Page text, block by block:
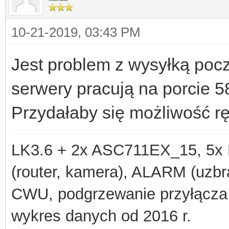
10-21-2019, 03:43 PM
Jest problem z wysyłką
serwery pracują na porcie
Przydałaby się możliwość
LK3.6 + 2x ASC711EX_15,
(router, kamera), ALARM
CWU, podgrzewanie
wykres danych od 2016 r.